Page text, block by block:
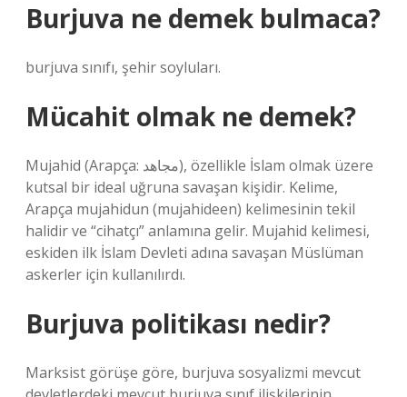
Burjuva ne demek bulmaca?
burjuva sınıfı, şehir soyluları.
Mücahit olmak ne demek?
Mujahid (Arapça: مجاهد), özellikle İslam olmak üzere
kutsal bir ideal uğruna savaşan kişidir. Kelime,
Arapça mujahidun (mujahideen) kelimesinin tekil
halidir ve “cihatçı” anlamına gelir. Mujahid kelimesi,
eskiden ilk İslam Devleti adına savaşan Müslüman
askerler için kullanılırdı.
Burjuva politikası nedir?
Marksist görüşe göre, burjuva sosyalizmi mevcut